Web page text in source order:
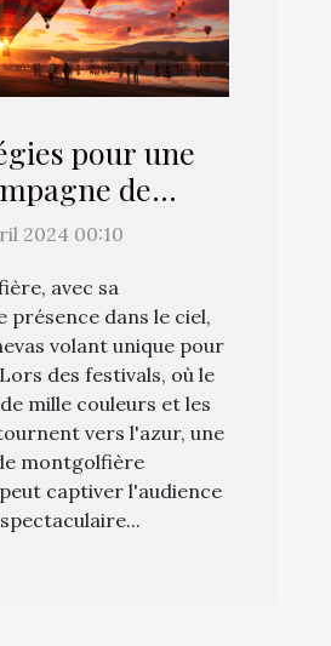
pour une
de
les festivals
2024 00:10
avec sa
présence dans le ciel,
volant unique pour
des festivals, où le
mille couleurs et les
vers l'azur, une
montgolfière
captiver l'audience